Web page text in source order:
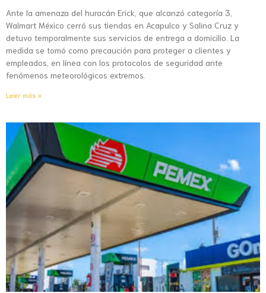
Ante la amenaza del huracán Erick, que alcanzó categoría 3,
Walmart México cerró sus tiendas en Acapulco y Salina Cruz y
detuvo temporalmente sus servicios de entrega a domicilio. La
medida se tomó como precaución para proteger a clientes y
empleados, en línea con los protocolos de seguridad ante
fenómenos meteorológicos extremos.
Leer más »